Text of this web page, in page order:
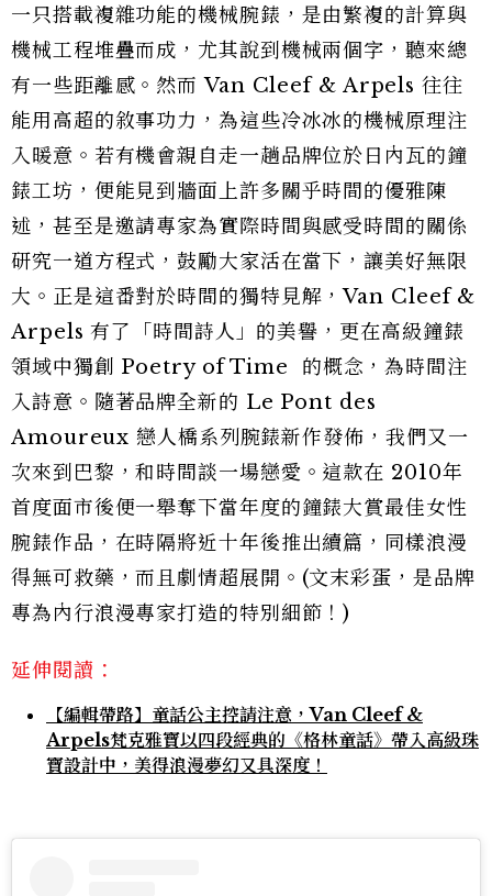
一只搭載複雜功能的機械腕錶，是由繁複的計算與
機械工程堆疊而成，尤其說到機械兩個字，聽來總
有一些距離感。然而 Van Cleef & Arpels 往往
能用高超的敘事功力，為這些冷冰冰的機械原理注
入暖意。若有機會親自走一趟品牌位於日內瓦的鐘
錶工坊，便能見到牆面上許多關乎時間的優雅陳
述，甚至是邀請專家為實際時間與感受時間的關係
研究一道方程式，鼓勵大家活在當下，讓美好無限
大。正是這番對於時間的獨特見解，Van Cleef &
Arpels 有了「時間詩人」的美譽，更在高級鐘錶
領域中獨創 Poetry of Time 的概念，為時間注
入詩意。隨著品牌全新的 Le Pont des
Amoureux 戀人橋系列腕錶新作發佈，我們又一
次來到巴黎，和時間談一場戀愛。這款在 2010年
首度面市後便一舉奪下當年度的鐘錶大賞最佳女性
腕錶作品，在時隔將近十年後推出續篇，同樣浪漫
得無可救藥，而且劇情超展開。(文末彩蛋，是品牌
專為內行浪漫專家打造的特別細節！)
延伸閱讀：
【編輯帶路】童話公主控請注意，Van Cleef &
Arpels梵克雅寶以四段經典的《格林童話》帶入高級珠
寶設計中，美得浪漫夢幻又具深度！